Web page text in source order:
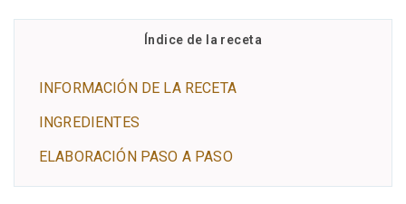
Índice de la receta
INFORMACIÓN DE LA RECETA
INGREDIENTES
ELABORACIÓN PASO A PASO